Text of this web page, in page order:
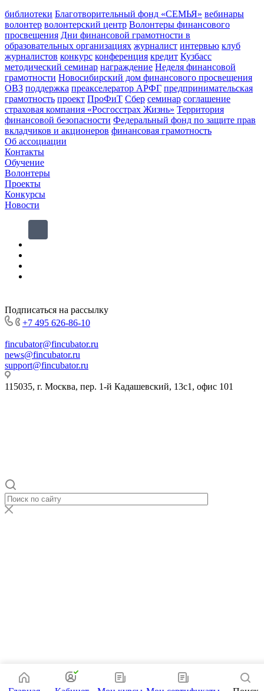
библиотеки Благотворительный фонд «СЕМЬЯ» вебинары
волонтер волонтерский центр Волонтеры финансового
просвещения Дни финансовой грамотности в
образовательных организациях журналист интервью клуб
журналистов конкурс конференция кредит Кузбасс
методический семинар награждение Неделя финансовой
грамотности Новосибирский дом финансового просвещения
ОВЗ поддержка преакселератор АРФГ предпринимательская
грамотность проект ПроФиТ Сбер семинар соглашение
страховая компания «Росгосстрах Жизнь» Территория
финансовой безопасности Федеральный фонд по защите прав
вкладчиков и акционеров финансовая грамотность
Об ассоциации
Контакты
Обучение
Волонтеры
Проекты
Конкурсы
Новости
Подписаться на рассылку
+7 495 626-86-10
fincubator@fincubator.ru
news@fincubator.ru
support@fincubator.ru
115035, г. Москва, пер. 1-й Кадашевский, 13с1, офис 101